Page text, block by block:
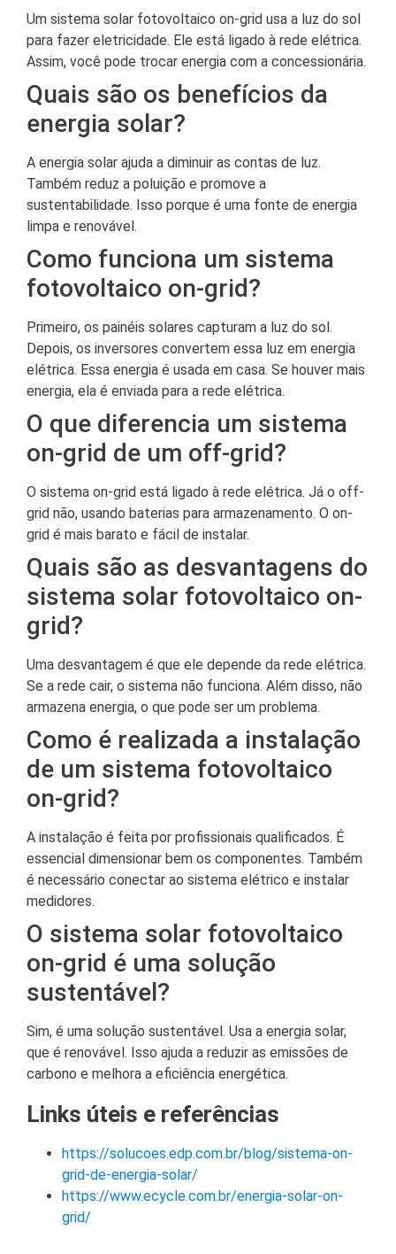
Um sistema solar fotovoltaico on-grid usa a luz do sol
para fazer eletricidade. Ele está ligado à rede elétrica.
Assim, você pode trocar energia com a concessionária.
Quais são os benefícios da
energia solar?
A energia solar ajuda a diminuir as contas de luz.
Também reduz a poluição e promove a
sustentabilidade. Isso porque é uma fonte de energia
limpa e renovável.
Como funciona um sistema
fotovoltaico on-grid?
Primeiro, os painéis solares capturam a luz do sol.
Depois, os inversores convertem essa luz em energia
elétrica. Essa energia é usada em casa. Se houver mais
energia, ela é enviada para a rede elétrica.
O que diferencia um sistema
on-grid de um off-grid?
O sistema on-grid está ligado à rede elétrica. Já o off-
grid não, usando baterias para armazenamento. O on-
grid é mais barato e fácil de instalar.
Quais são as desvantagens do
sistema solar fotovoltaico on-
grid?
Uma desvantagem é que ele depende da rede elétrica.
Se a rede cair, o sistema não funciona. Além disso, não
armazena energia, o que pode ser um problema.
Como é realizada a instalação
de um sistema fotovoltaico
on-grid?
A instalação é feita por profissionais qualificados. É
essencial dimensionar bem os componentes. Também
é necessário conectar ao sistema elétrico e instalar
medidores.
O sistema solar fotovoltaico
on-grid é uma solução
sustentável?
Sim, é uma solução sustentável. Usa a energia solar,
que é renovável. Isso ajuda a reduzir as emissões de
carbono e melhora a eficiência energética.
Links úteis e referências
https://solucoes.edp.com.br/blog/sistema-on-
grid-de-energia-solar/
https://www.ecycle.com.br/energia-solar-on-
grid/